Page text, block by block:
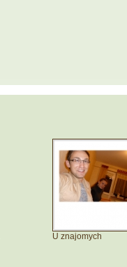
U znajomych